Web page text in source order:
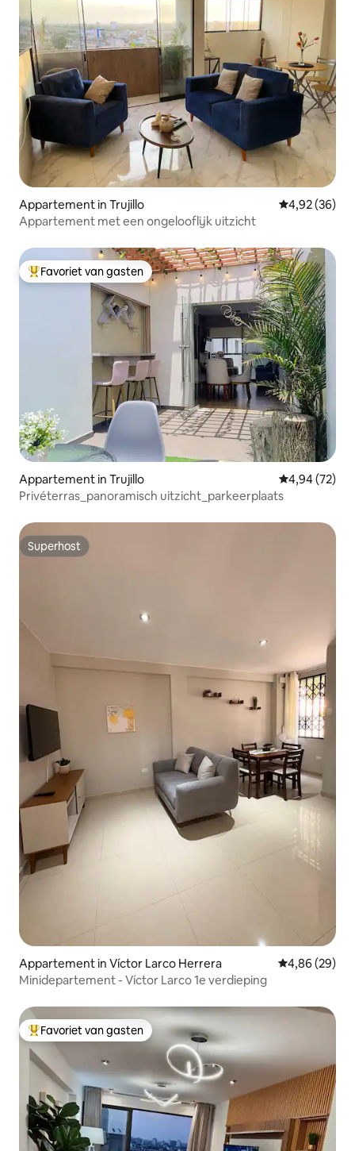
Appartement in Trujillo Gemiddelde
4,92 (36)
Appartement met een ongelooflijk uitzicht
Topfavoriet van gasten
Favoriet van gasten
Appartement in Trujillo Gemiddelde
4,94 (72)
Privéterras_panoramisch uitzicht_parkeerplaats
Superhost
Superhost
Appartement in Víctor Larco Herrera Gemiddelde
4,86 (29)
Minidepartement - Víctor Larco 1e verdieping
Topfavoriet van gasten
Favoriet van gasten